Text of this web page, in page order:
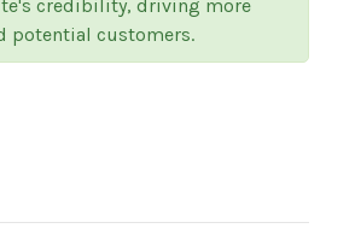
credibility, driving more
potential customers.